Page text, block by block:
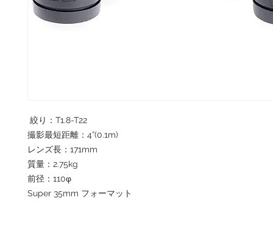
絞り：T1.8-T22
撮影最短距離：4”(0.1m)
レンズ長：171mm
質量：2.75kg
前径：110φ
Super 35mm フォーマット